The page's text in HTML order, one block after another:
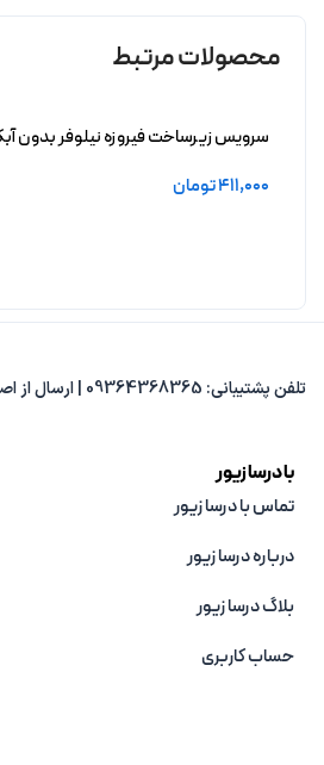
محصولات مرتبط
سرویس زیرساخت فیروزه نیلوفر بدون
411,000تومان
تلفن پشتیبانی: 09364368365 | ارسال از اصفهان به سراسر ایران، چندین هزار مدل متنوع، پاسخ‌گویی از 8 صبح تا 8 شب.
با درسا زیور
تماس با درسا زیور
درباره درسا زیور
بلاگ درسا زیور
حساب کاربری